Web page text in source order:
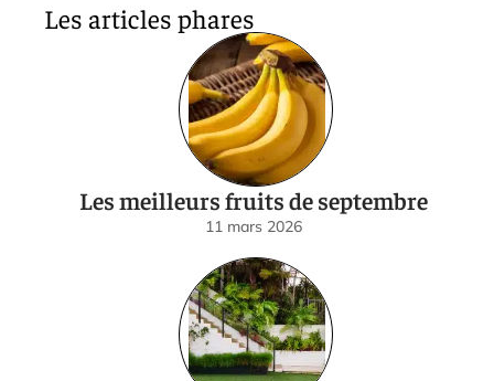
Les articles phares
Les meilleurs fruits de septembre
11 mars 2026